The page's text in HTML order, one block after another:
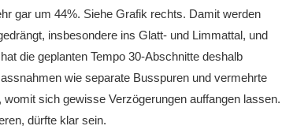
gar um 44%. Siehe Grafik rechts. Damit werden
insbesondere ins Glatt- und Limmattal, und
die geplanten Tempo 30-Abschnitte deshalb
wie separate Busspuren und vermehrte
sich gewisse Verzögerungen auffangen lassen.
dürfte klar sein.